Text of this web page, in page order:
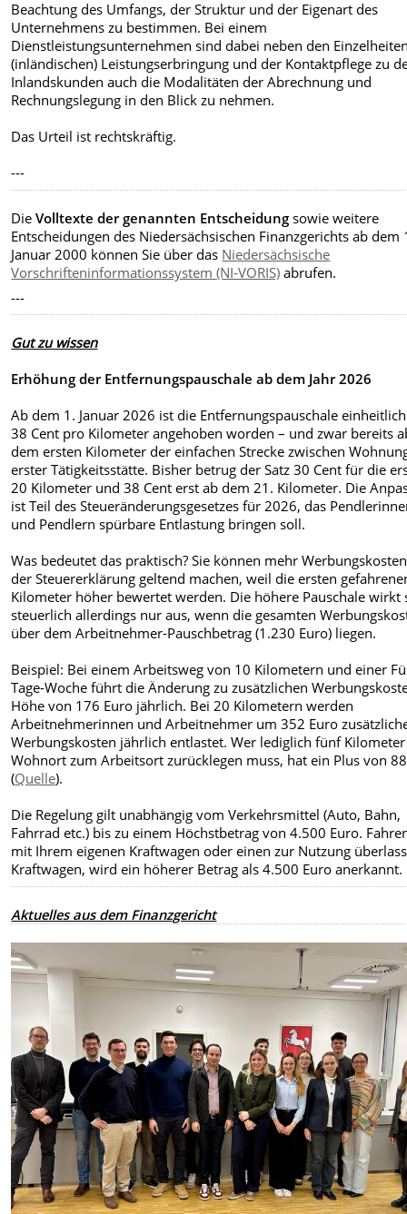
Beachtung des Umfangs, der Struktur und der Eigenart des
Unternehmens zu bestimmen. Bei einem
Dienstleistungsunternehmen sind dabei neben den
(inländischen) Leistungserbringung und der Kontaktpflege zu
Inlandskunden auch die Modalitäten der Abrechnung und
Rechnungslegung in den Blick zu nehmen.
Das Urteil ist rechtskräftig.
---
Die Volltexte der genannten Entscheidung sowie weitere
Entscheidungen des Niedersächsischen Finanzgerichts ab dem
Januar 2000 können Sie über das Niedersächsische
Vorschrifteninformationssystem (NI-VORIS) abrufen.
---
Gut zu wissen
Erhöhung der Entfernungspauschale ab dem Jahr 2026
Ab dem 1. Januar 2026 ist die Entfernungspauschale
38 Cent pro Kilometer angehoben worden – und zwar bereits
dem ersten Kilometer der einfachen Strecke zwischen
erster Tätigkeitsstätte. Bisher betrug der Satz 30 Cent für die
20 Kilometer und 38 Cent erst ab dem 21. Kilometer. Die
ist Teil des Steueränderungsgesetzes für 2026, das
und Pendlern spürbare Entlastung bringen soll.
Was bedeutet das praktisch? Sie können mehr
der Steuererklärung geltend machen, weil die ersten
Kilometer höher bewertet werden. Die höhere Pauschale wirkt
steuerlich allerdings nur aus, wenn die gesamten
über dem Arbeitnehmer-Pauschbetrag (1.230 Euro) liegen.
Beispiel: Bei einem Arbeitsweg von 10 Kilometern und einer
Tage-Woche führt die Änderung zu zusätzlichen
Höhe von 176 Euro jährlich. Bei 20 Kilometern werden
Arbeitnehmerinnen und Arbeitnehmer um 352 Euro
Werbungskosten jährlich entlastet. Wer lediglich fünf
Wohnort zum Arbeitsort zurücklegen muss, hat ein Plus von
(Quelle).
Die Regelung gilt unabhängig vom Verkehrsmittel (Auto, Bahn,
Fahrrad etc.) bis zu einem Höchstbetrag von 4.500 Euro.
mit Ihrem eigenen Kraftwagen oder einen zur Nutzung
Kraftwagen, wird ein höherer Betrag als 4.500 Euro anerkannt.
Aktuelles aus dem Finanzgericht